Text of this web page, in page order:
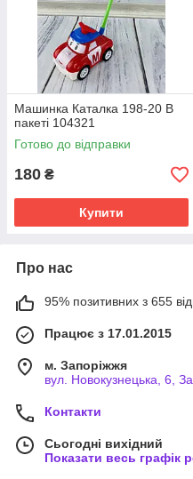
Машинка Каталка 198-20 В
пакеті 104321
Готово до відправки
180 ₴
Купити
Про нас
95% позитивних з 655
Працює з 17.01.2015
м. Запоріжжя
вул. Новокузнецька, 6,
Контакти
Сьогодні вихідний
Показати весь графік